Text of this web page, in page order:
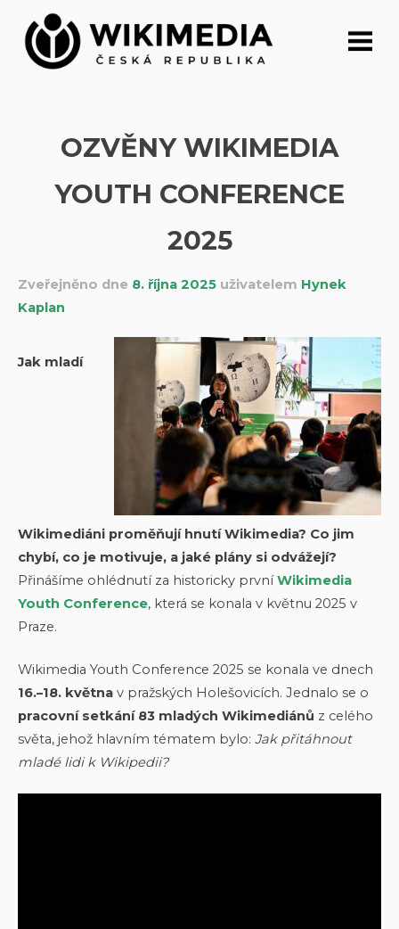
Přeskočit
obsah
OZVĚNY WIKIMEDIA
YOUTH CONFERENCE
2025
Zveřejněno dne 8. října 2025 uživatelem Hynek
Kaplan
Jak mladí
Wikimediáni proměňují hnutí Wikimedia? Co jim
chybí, co je motivuje, a jaké plány si odvážejí?
Přinášíme ohlédnutí za historicky prvníWikimedia
Youth Conference, která se konala v květnu 2025 v
Praze.
Wikimedia Youth Conference 2025 se konala ve dnech
16.–18. května v pražských Holešovicích. Jednalo se o
pracovní setkání 83 mladých Wikimediánů z celého
světa, jehož hlavním tématem bylo: Jak přitáhnout
mladé lidi k Wikipedii?